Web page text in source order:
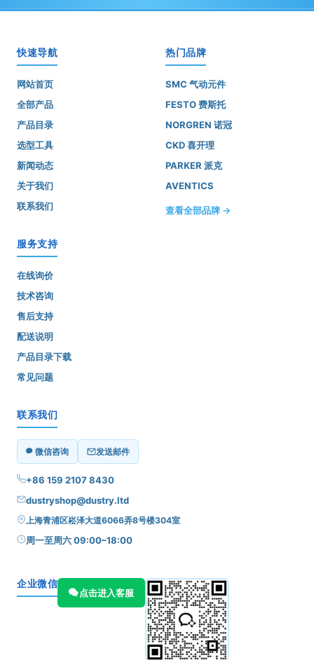
快速导航
网站首页
全部产品
产品目录
选型工具
新闻动态
关于我们
联系我们
热门品牌
SMC 气动元件
FESTO 费斯托
NORGREN 诺冠
CKD 喜开理
PARKER 派克
AVENTICS
查看全部品牌 →
服务支持
在线询价
技术咨询
售后支持
配送说明
产品目录下载
常见问题
联系我们
微信咨询 发送邮件
+86 159 2107 8430
dustryshop@dustry.ltd
上海青浦区崧泽大道6066弄8号楼304室
周一至周六 09:00–18:00
企业微信
点击进入客服